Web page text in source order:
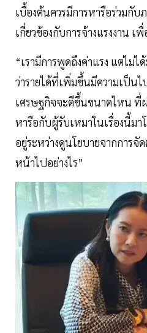
เบื้องต้นควรมีการหารือร่วมกั
เกี่ยวข้องกับการจ้างแรงงาน
“เรามีการพูดถึงค่าแรง แต่ไม่
ว่ารายได้ที่เพิ่มขึ้นมีความเป็น
เศรษฐกิจจะดีขึ้นขนาดไหน ที่
หารือกับผู้รับเหมาในเรื่องนี้ม
อยู่ระหว่างดูนโยบายจากการจั
หน้าไปอย่างไร”